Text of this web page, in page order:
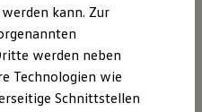
HU/AU
Fahrzeuge und
Details vom aktuellen
kann. Zur
werden neben
Technologien wie
Schnittstellen